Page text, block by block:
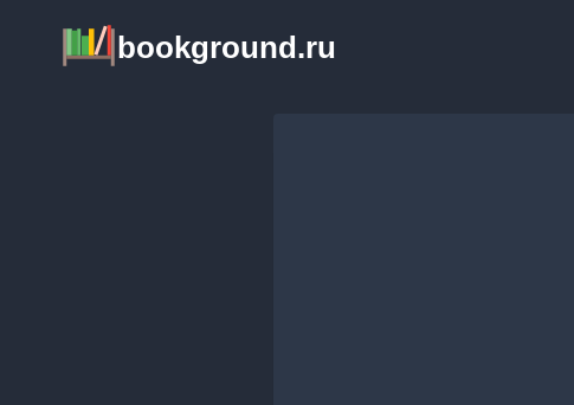
содержимому
bookground.ru